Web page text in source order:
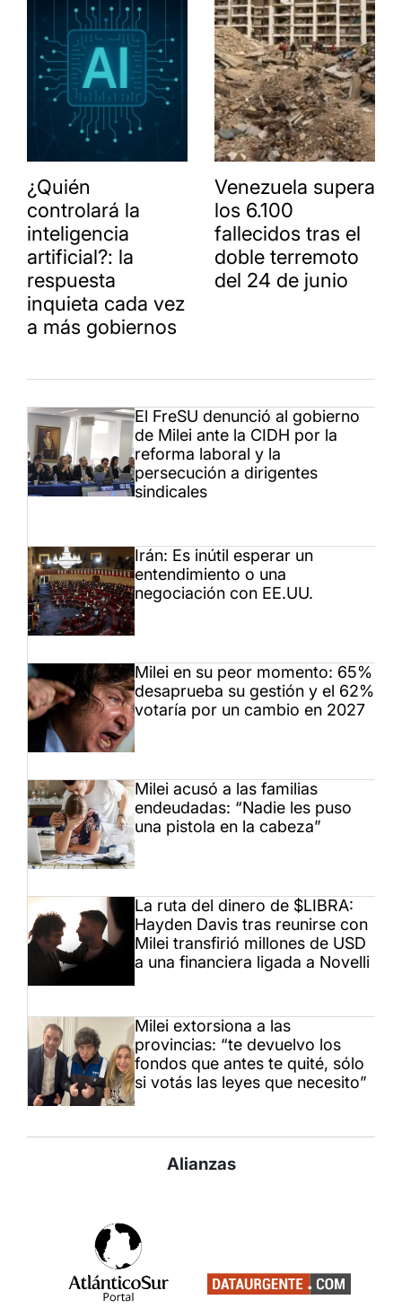
¿Quién
controlará la
inteligencia
artificial?: la
respuesta
inquieta cada vez
a más gobiernos
Venezuela supera
los 6.100
fallecidos tras el
doble terremoto
del 24 de junio
El FreSU denunció al gobierno
de Milei ante la CIDH por la
reforma laboral y la
persecución a dirigentes
sindicales
Irán: Es inútil esperar un
entendimiento o una
negociación con EE.UU.
Milei en su peor momento: 65%
desaprueba su gestión y el 62%
votaría por un cambio en 2027
Milei acusó a las familias
endeudadas: “Nadie les puso
una pistola en la cabeza”
La ruta del dinero de $LIBRA:
Hayden Davis tras reunirse con
Milei transfirió millones de USD
a una financiera ligada a Novelli
Milei extorsiona a las
provincias: “te devuelvo los
fondos que antes te quité, sólo
si votás las leyes que necesito”
Alianzas